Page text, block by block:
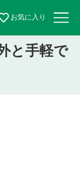
お気に入り
と手軽で